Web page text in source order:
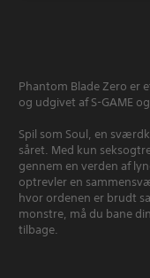
Phantom Blade Zero er
og udgivet af S-GAME
Spil som Soul, en
såret. Med kun
gennem en verden af
optrevler en
hvor ordenen er brudt
monstre, må du bane
tilbage.